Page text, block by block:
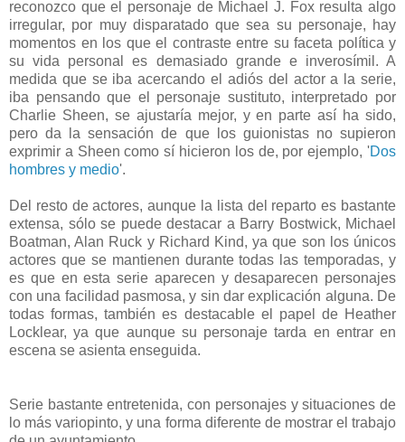
reconozco que el personaje de Michael J. Fox resulta algo
irregular, por muy disparatado que sea su personaje, hay
momentos en los que el contraste entre su faceta política y
su vida personal es demasiado grande e inverosímil. A
medida que se iba acercando el adiós del actor a la serie,
iba pensando que el personaje sustituto, interpretado por
Charlie Sheen, se ajustaría mejor, y en parte así ha sido,
pero da la sensación de que los guionistas no supieron
exprimir a Sheen como sí hicieron los de, por ejemplo, 'Dos
hombres y medio'.
Del resto de actores, aunque la lista del reparto es bastante
extensa, sólo se puede destacar a Barry Bostwick, Michael
Boatman, Alan Ruck y Richard Kind, ya que son los únicos
actores que se mantienen durante todas las temporadas, y
es que en esta serie aparecen y desaparecen personajes
con una facilidad pasmosa, y sin dar explicación alguna. De
todas formas, también es destacable el papel de Heather
Locklear, ya que aunque su personaje tarda en entrar en
escena se asienta enseguida.
Serie bastante entretenida, con personajes y situaciones de
lo más variopinto, y una forma diferente de mostrar el trabajo